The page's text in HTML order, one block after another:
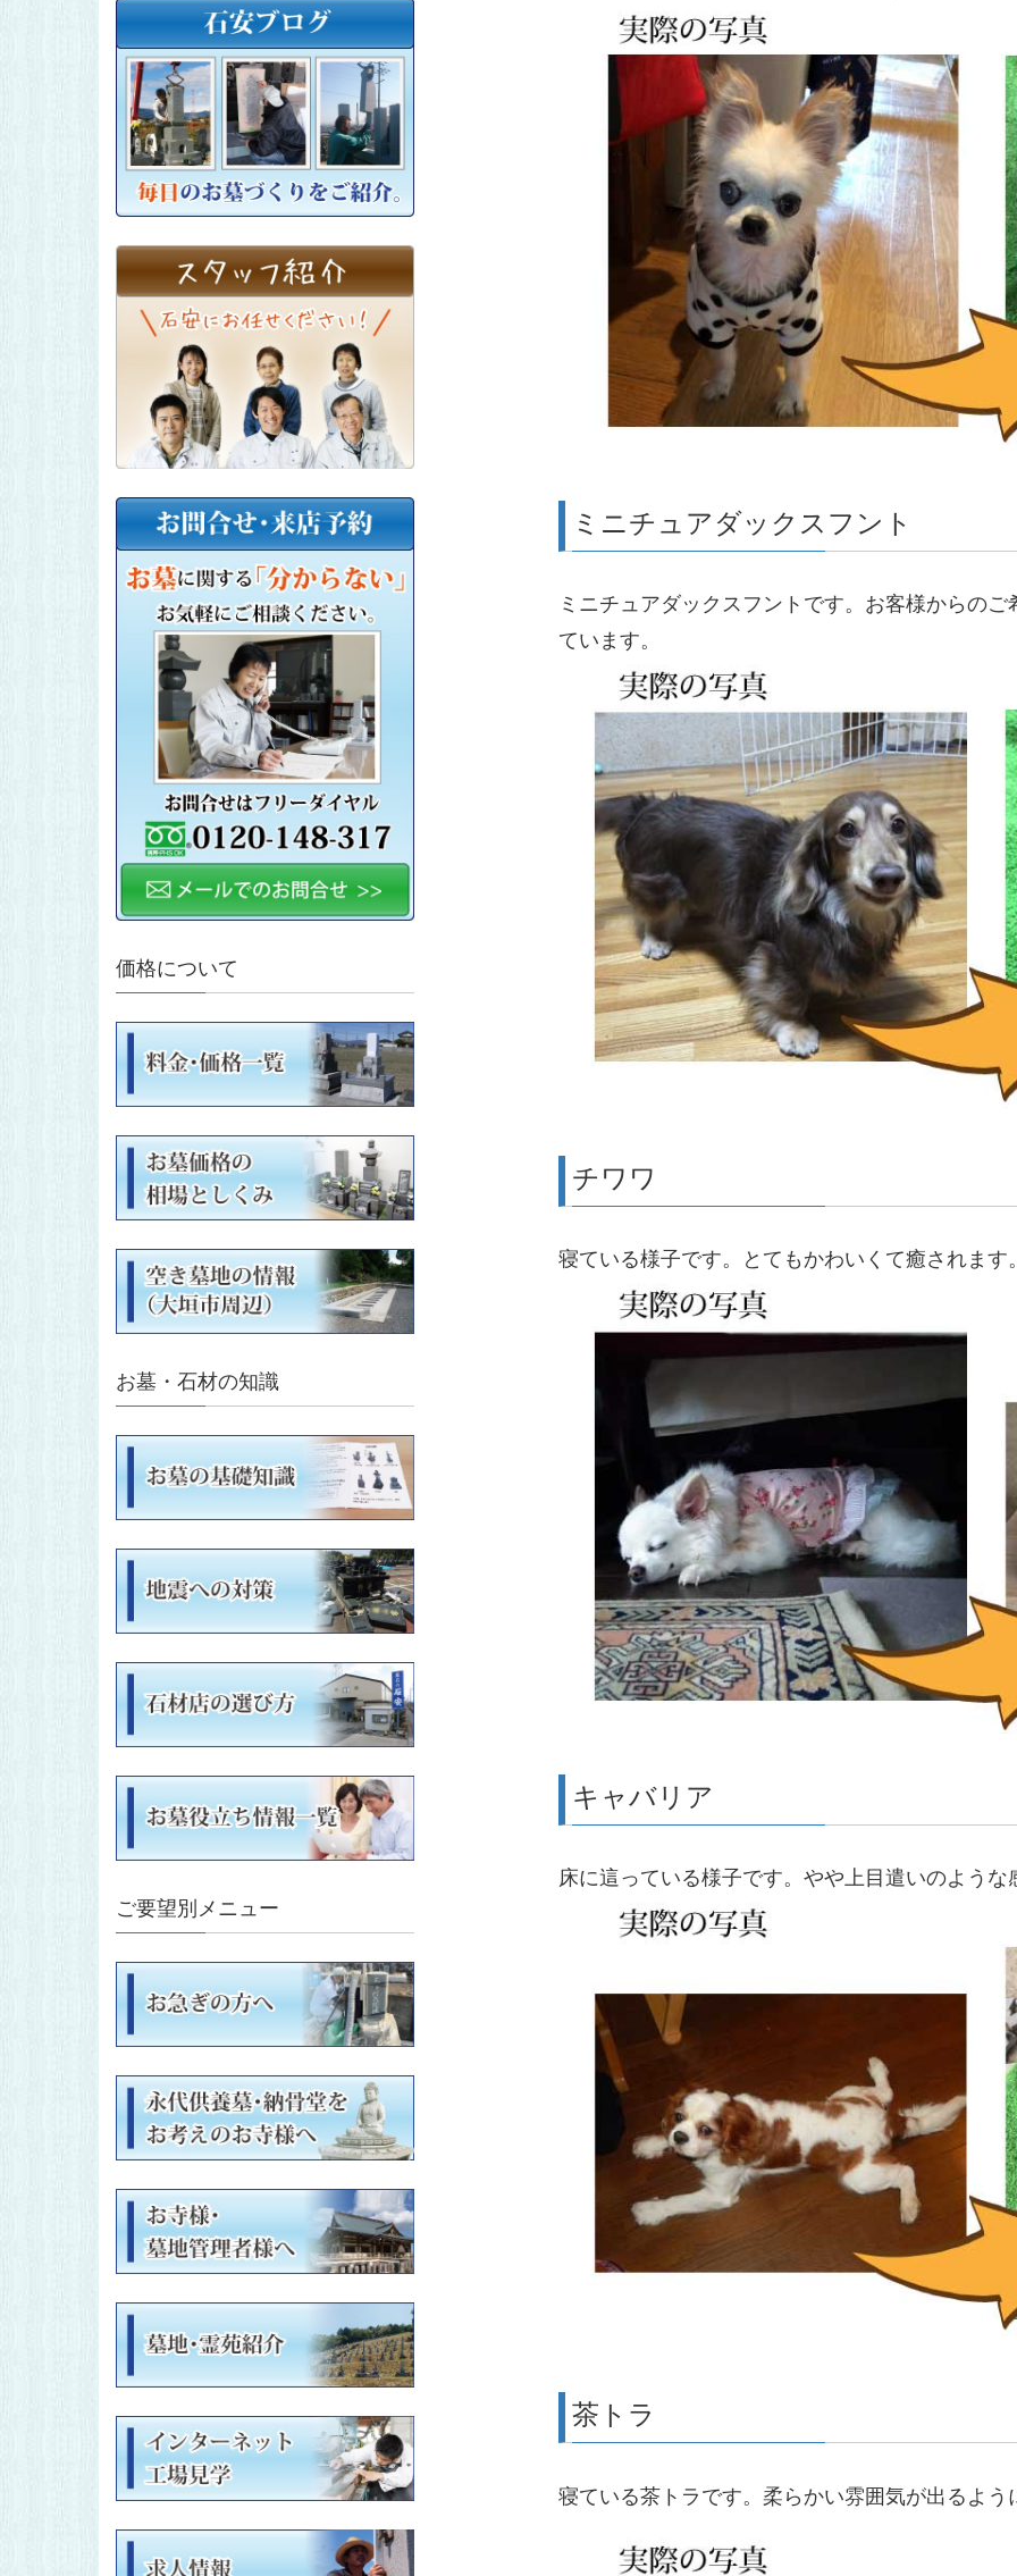
ミニチュアダックスフント
ミニチュアダックスフントです。お客様からの
ています。
チワワ
寝ている様子です。とてもかわいくて癒されます
キャバリア
床に這っている様子です。やや上目遣いのよう
茶トラ
寝ている茶トラです。柔らかい雰囲気が出るよ
価格について
お墓・石材の知識
ご要望別メニュー